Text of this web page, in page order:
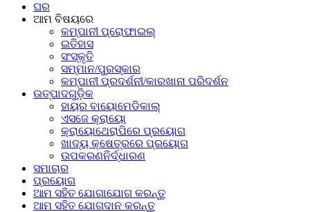
ଘର
ଆମ ବିଷୟରେ
କମ୍ପାନୀ ପ୍ରୋଫାଇଲ୍
ଇତିହାସ
ସଂସ୍କୃତି
ସମ୍ମାନ/ପୁରସ୍କାର
କମ୍ପାନୀ ପ୍ରଦର୍ଶନୀ/କାରଖାନା ପରିଦର୍ଶନ
ଉତ୍ପାଦଗୁଡ଼ିକ
ହାୟର ବାୟୋମେଡିକାଲ୍
ଏସଜେ କ୍ରାୟୋ
କ୍ରାୟୋଥେରାପିରେ ପ୍ରୟୋଗ
ଖାଦ୍ୟ କ୍ଷେତ୍ରରେ ପ୍ରୟୋଗ
ଉପକରଣନିର୍ଦ୍ଧାରଣ
ସମାଚାର
ପ୍ରୟୋଗ
ଆମ ସହିତ ଯୋଗାଯୋଗ କରନ୍ତୁ
ଆମ ସହିତ ଯୋଗଦାନ କରନ୍ତୁ